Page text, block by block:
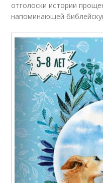
отголоски истории
напоминающей